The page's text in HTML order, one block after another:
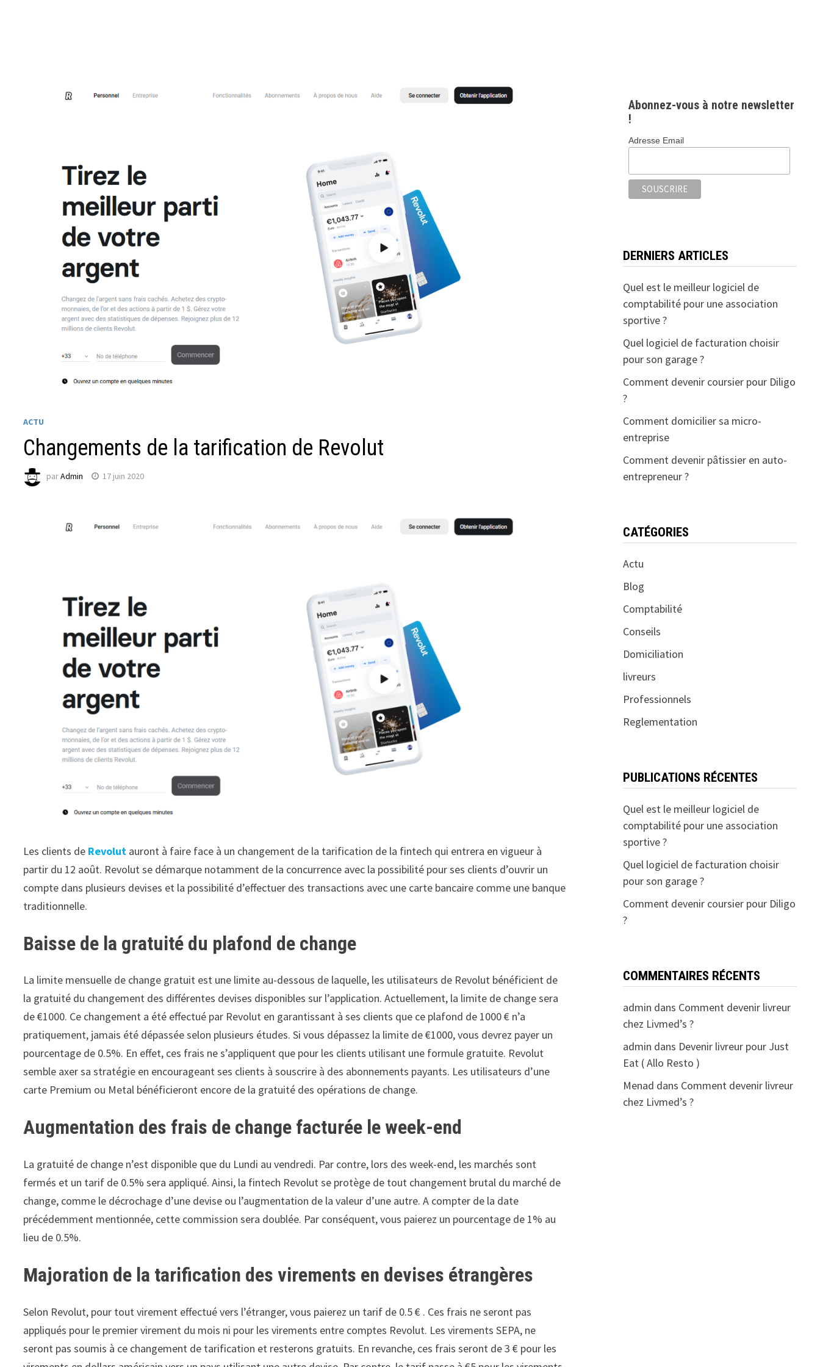
ACTU
Changements de la tarification de Revolut
parAdmin 17 juin 2020
Les clients de Revolut auront à faire face à un changement de la tarification de la fintech qui entrera en vigueur à
partir du 12 août. Revolut se démarque notamment de la concurrence avec la possibilité pour ses clients d’ouvrir un
compte dans plusieurs devises et la possibilité d’effectuer des transactions avec une carte bancaire comme une banque
traditionnelle.
Baisse de la gratuité du plafond de change
La limite mensuelle de change gratuit est une limite au-dessous de laquelle, les utilisateurs de Revolut bénéficient de
la gratuité du changement des différentes devises disponibles sur l’application. Actuellement, la limite de change sera
de €1000. Ce changement a été effectué par Revolut en garantissant à ses clients que ce plafond de 1000 € n’a
pratiquement, jamais été dépassée selon plusieurs études. Si vous dépassez la limite de €1000, vous devrez payer un
pourcentage de 0.5%. En effet, ces frais ne s’appliquent que pour les clients utilisant une formule gratuite. Revolut
semble axer sa stratégie en encourageant ses clients à souscrire à des abonnements payants. Les utilisateurs d’une
carte Premium ou Metal bénéficieront encore de la gratuité des opérations de change.
Augmentation des frais de change facturée le week-end
La gratuité de change n’est disponible que du Lundi au vendredi. Par contre, lors des week-end, les marchés sont
fermés et un tarif de 0.5% sera appliqué. Ainsi, la fintech Revolut se protège de tout changement brutal du marché de
change, comme le décrochage d’une devise ou l’augmentation de la valeur d’une autre. A compter de la date
précédemment mentionnée, cette commission sera doublée. Par conséquent, vous paierez un pourcentage de 1% au
lieu de 0.5%.
Majoration de la tarification des virements en devises étrangères
Selon Revolut, pour tout virement effectué vers l’étranger, vous paierez un tarif de 0.5 € . Ces frais ne seront pas
appliqués pour le premier virement du mois ni pour les virements entre comptes Revolut. Les virements SEPA, ne
seront pas soumis à ce changement de tarification et resterons gratuits. En revanche, ces frais seront de 3 € pour les
Abonnez-vous à notre newsletter
!
Adresse Email
DERNIERS ARTICLES
Quel est le meilleur logiciel de
comptabilité pour une association
sportive ?
Quel logiciel de facturation choisir
pour son garage ?
Comment devenir coursier pour Diligo
?
Comment domicilier sa micro-
entreprise
Comment devenir pâtissier en auto-
entrepreneur ?
CATÉGORIES
Actu
Blog
Comptabilité
Conseils
Domiciliation
livreurs
Professionnels
Reglementation
PUBLICATIONS RÉCENTES
Quel est le meilleur logiciel de
comptabilité pour une association
sportive ?
Quel logiciel de facturation choisir
pour son garage ?
Comment devenir coursier pour Diligo
?
COMMENTAIRES RÉCENTS
admin dans Comment devenir livreur
chez Livmed’s ?
admin dans Devenir livreur pour Just
Eat ( Allo Resto )
Menad dans Comment devenir livreur
chez Livmed’s ?